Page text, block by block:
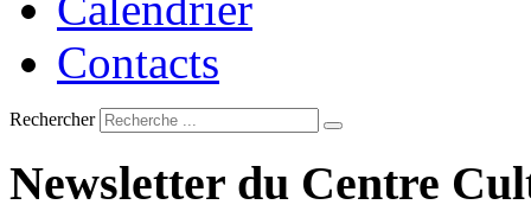
Contacts
Rechercher
Newsletter du Centre